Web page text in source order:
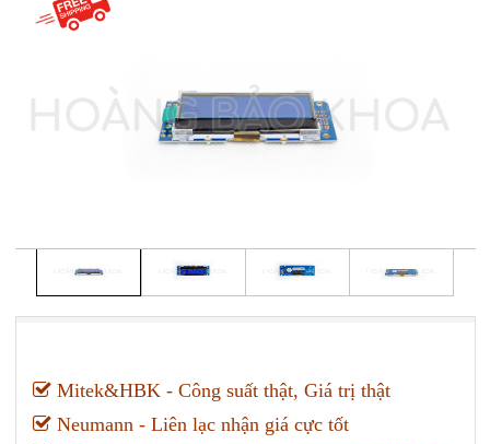
Mitek&HBK - Công suất thật, Giá trị thật
Neumann - Liên lạc nhận giá cực tốt